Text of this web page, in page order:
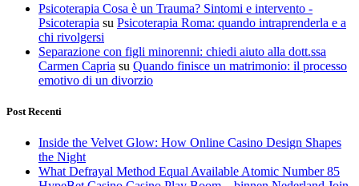
Psicoterapia Cosa è un Trauma? Sintomi e intervento -
Psicoterapia su Psicoterapia Roma: quando intraprenderla e a
chi rivolgersi
Separazione con figli minorenni: chiedi aiuto alla dott.ssa
Carmen Capria su Quando finisce un matrimonio: il processo
emotivo di un divorzio
Post Recenti
Inside the Velvet Glow: How Online Casino Design Shapes
the Night
What Defrayal Method Equal Available Atomic Number 85